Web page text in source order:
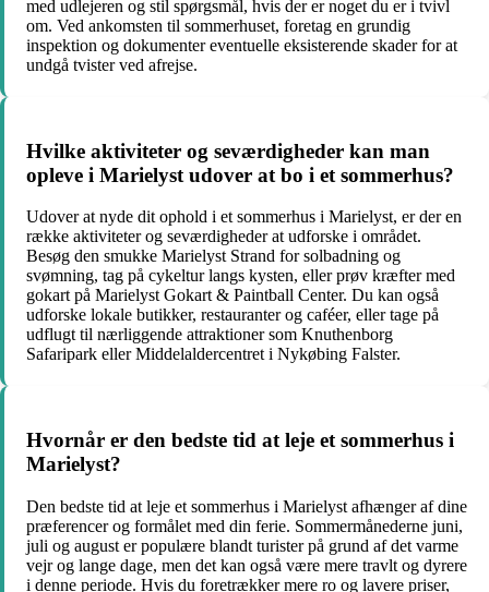
med udlejeren og stil spørgsmål, hvis der er noget du er i tvivl
om. Ved ankomsten til sommerhuset, foretag en grundig
inspektion og dokumenter eventuelle eksisterende skader for at
undgå tvister ved afrejse.
Hvilke aktiviteter og seværdigheder kan man
opleve i Marielyst udover at bo i et sommerhus?
Udover at nyde dit ophold i et sommerhus i Marielyst, er der en
række aktiviteter og seværdigheder at udforske i området.
Besøg den smukke Marielyst Strand for solbadning og
svømning, tag på cykeltur langs kysten, eller prøv kræfter med
gokart på Marielyst Gokart & Paintball Center. Du kan også
udforske lokale butikker, restauranter og caféer, eller tage på
udflugt til nærliggende attraktioner som Knuthenborg
Safaripark eller Middelaldercentret i Nykøbing Falster.
Hvornår er den bedste tid at leje et sommerhus i
Marielyst?
Den bedste tid at leje et sommerhus i Marielyst afhænger af dine
præferencer og formålet med din ferie. Sommermånederne juni,
juli og august er populære blandt turister på grund af det varme
vejr og lange dage, men det kan også være mere travlt og dyrere
i denne periode. Hvis du foretrækker mere ro og lavere priser,